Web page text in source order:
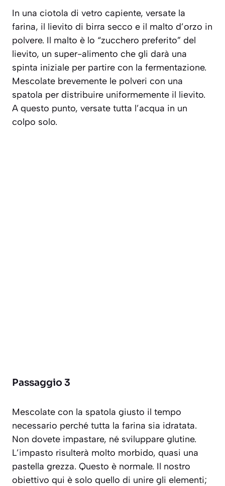
In una ciotola di vetro capiente, versate la
farina, il lievito di birra secco e il malto d’orzo in
polvere. Il malto è lo “zucchero preferito” del
lievito, un super-alimento che gli darà una
spinta iniziale per partire con la fermentazione.
Mescolate brevemente le polveri con una
spatola per distribuire uniformemente il lievito.
A questo punto, versate tutta l’acqua in un
colpo solo.
Passaggio 3
Mescolate con la spatola giusto il tempo
necessario perché tutta la farina sia idratata.
Non dovete impastare, né sviluppare glutine.
L’impasto risulterà molto morbido, quasi una
pastella grezza. Questo è normale. Il nostro
obiettivo qui è solo quello di unire gli elementi;